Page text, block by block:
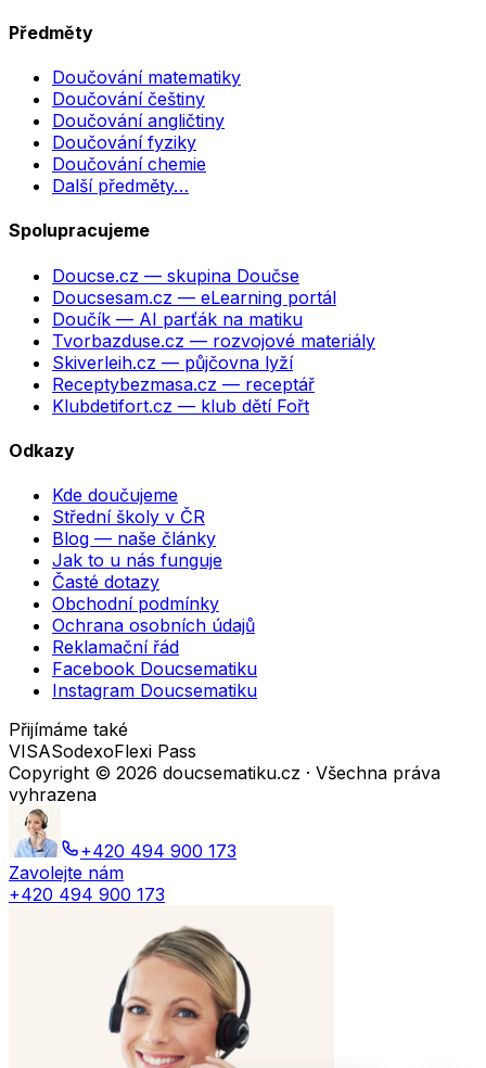
Předměty
Doučování matematiky
Doučování češtiny
Doučování angličtiny
Doučování fyziky
Doučování chemie
Další předměty…
Spolupracujeme
Doucse.cz — skupina Doučse
Doucsesam.cz — eLearning portál
Doučík — AI parťák na matiku
Tvorbazduse.cz — rozvojové materiály
Skiverleih.cz — půjčovna lyží
Receptybezmasa.cz — receptář
Klubdetifort.cz — klub dětí Fořt
Odkazy
Kde doučujeme
Střední školy v ČR
Blog — naše články
Jak to u nás funguje
Časté dotazy
Obchodní podmínky
Ochrana osobních údajů
Reklamační řád
Facebook Doucsematiku
Instagram Doucsematiku
Přijímáme také
VISASodexoFlexi Pass
Copyright © 2026 doucsematiku.cz · Všechna práva
vyhrazena
+420 494 900 173
Zavolejte nám
+420 494 900 173